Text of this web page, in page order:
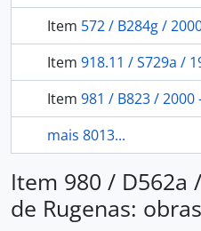
Item 572 / B284g / 2000 - O guru
Item 918.11 / S729a / 1998 - A Amazônia o
Item 981 / B823 / 2000 -
mais 8013...
Item 980 / D562a
de Rugenas: